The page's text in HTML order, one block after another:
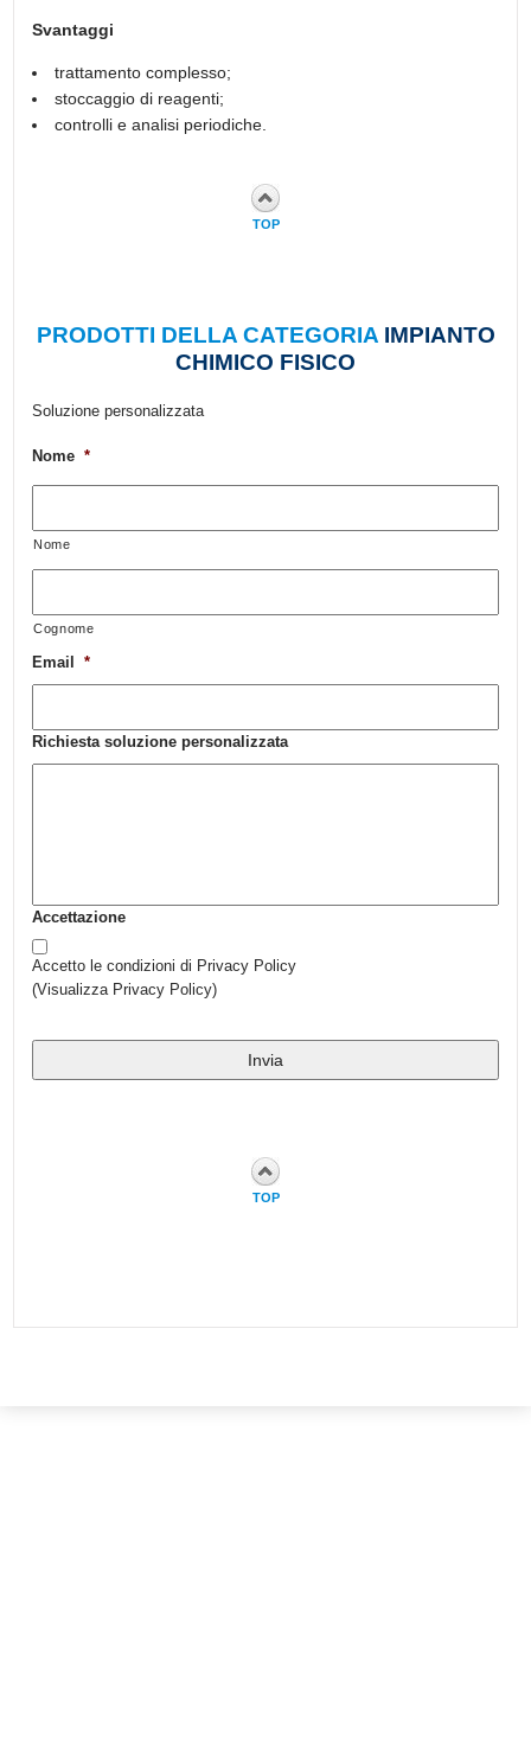
Svantaggi
trattamento complesso;
stoccaggio di reagenti;
controlli e analisi periodiche.
TOP
PRODOTTI DELLA CATEGORIA IMPIANTO
CHIMICO FISICO
Soluzione personalizzata
Nome *
Nome
Cognome
Email *
Richiesta soluzione personalizzata
Accettazione
Accetto le condizioni di Privacy Policy
(Visualizza Privacy Policy)
TOP